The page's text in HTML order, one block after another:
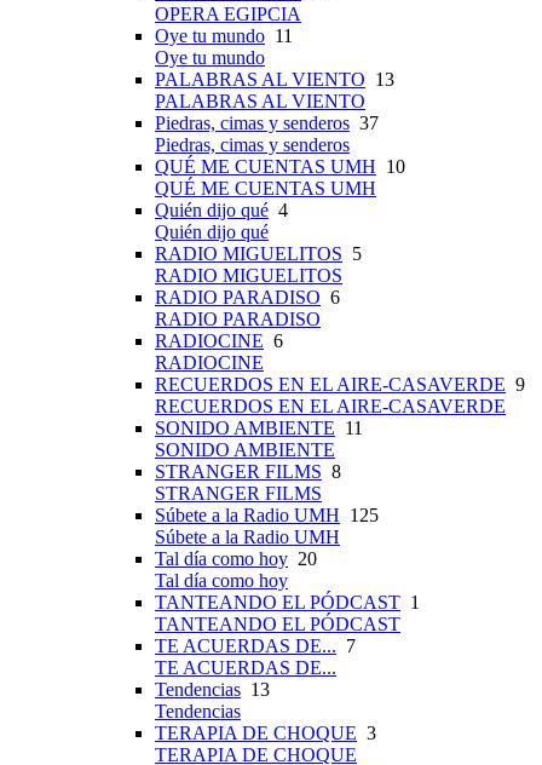
OPERA EGIPCIA
Oye tu mundo 11
Oye tu mundo
PALABRAS AL VIENTO 13
PALABRAS AL VIENTO
Piedras, cimas y senderos 37
Piedras, cimas y senderos
QUÉ ME CUENTAS UMH 10
QUÉ ME CUENTAS UMH
Quién dijo qué 4
Quién dijo qué
RADIO MIGUELITOS 5
RADIO MIGUELITOS
RADIO PARADISO 6
RADIO PARADISO
RADIOCINE 6
RADIOCINE
RECUERDOS EN EL AIRE-CASAVERDE 9
RECUERDOS EN EL AIRE-CASAVERDE
SONIDO AMBIENTE 11
SONIDO AMBIENTE
STRANGER FILMS 8
STRANGER FILMS
Súbete a la Radio UMH 125
Súbete a la Radio UMH
Tal día como hoy 20
Tal día como hoy
TANTEANDO EL PÓDCAST 1
TANTEANDO EL PÓDCAST
TE ACUERDAS DE... 7
TE ACUERDAS DE...
Tendencias 13
Tendencias
TERAPIA DE CHOQUE 3
TERAPIA DE CHOQUE